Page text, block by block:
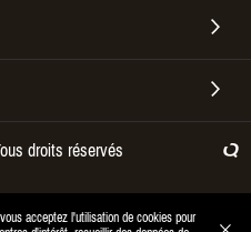
acceptez l'utilisation de cookies pour
droits réservés